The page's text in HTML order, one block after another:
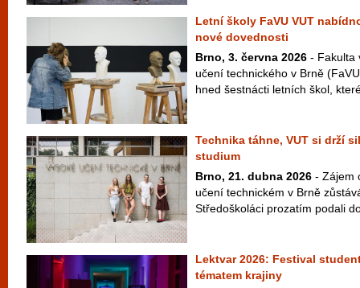
Letní školy FaVU VUT
nové dovednosti
Brno, 3. června 2026 - Fakulta
učení technického v Brně
hned šestnácti letních škol,
Technika táhne, VUT si drží
studium
Brno, 21. dubna 2026 - Zájem
učení technickém v Brně
Středoškoláci prozatím podali
Lektvar 2026: Festival
tématem krajiny